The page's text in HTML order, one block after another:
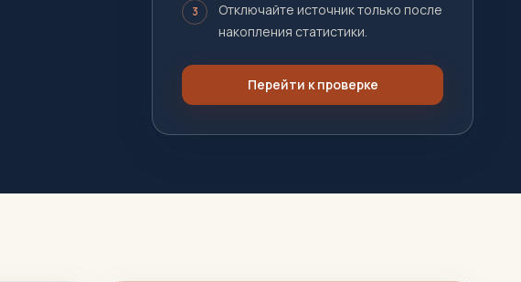
3
Отключайте источник только после
накопления статистики.
Перейти к проверке